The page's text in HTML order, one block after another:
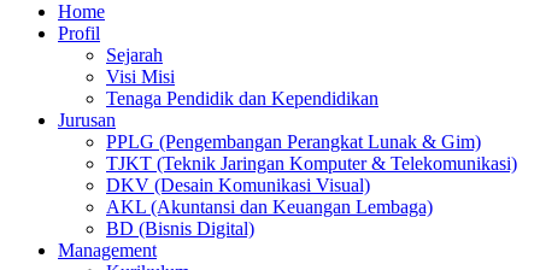
Home
Profil
Sejarah
Visi Misi
Tenaga Pendidik dan Kependidikan
Jurusan
PPLG (Pengembangan Perangkat Lunak & Gim)
TJKT (Teknik Jaringan Komputer & Telekomunikasi)
DKV (Desain Komunikasi Visual)
AKL (Akuntansi dan Keuangan Lembaga)
BD (Bisnis Digital)
Management